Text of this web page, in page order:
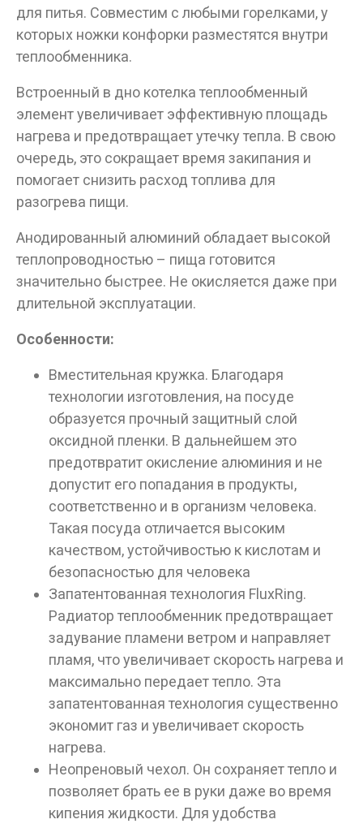
для питья. Совместим с любыми горелками, у
которых ножки конфорки разместятся внутри
теплообменника.
Встроенный в дно котелка теплообменный
элемент увеличивает эффективную площадь
нагрева и предотвращает утечку тепла. В свою
очередь, это сокращает время закипания и
помогает снизить расход топлива для
разогрева пищи.
Анодированный алюминий обладает высокой
теплопроводностью – пища готовится
значительно быстрее. Не окисляется даже при
длительной эксплуатации.
Особенности:
Вместительная кружка. Благодаря
технологии изготовления, на посуде
образуется прочный защитный слой
оксидной пленки. В дальнейшем это
предотвратит окисление алюминия и не
допустит его попадания в продукты,
соответственно и в организм человека.
Такая посуда отличается высоким
качеством, устойчивостью к кислотам и
безопасностью для человека
Запатентованная технология FluxRing.
Радиатор теплообменник предотвращает
задувание пламени ветром и направляет
пламя, что увеличивает скорость нагрева и
максимально передает тепло. Эта
запатентованная технология существенно
экономит газ и увеличивает скорость
нагрева.
Неопреновый чехол. Он сохраняет тепло и
позволяет брать ее в руки даже во время
кипения жидкости. Для удобства
Данные товары продаются лицам,
достигшим 18 лет!
Вам исполнилось 18 лет?
ДА НЕТ